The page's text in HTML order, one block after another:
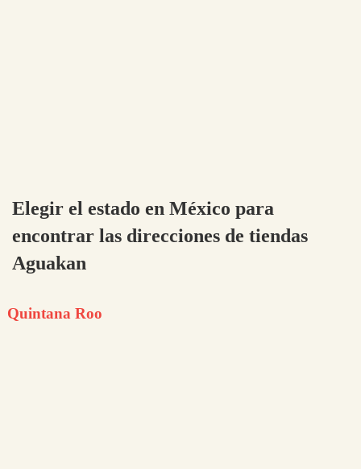
Elegir el estado en México para
encontrar las direcciones de tiendas
Aguakan
Quintana Roo